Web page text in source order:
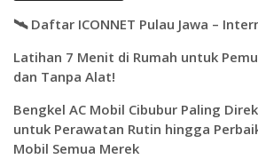
🛰️ Daftar ICONNET Pulau Jawa –
Latihan 7 Menit di Rumah untuk
dan Tanpa Alat!
Bengkel AC Mobil Cibubur Paling
untuk Perawatan Rutin hingga
Mobil Semua Merek